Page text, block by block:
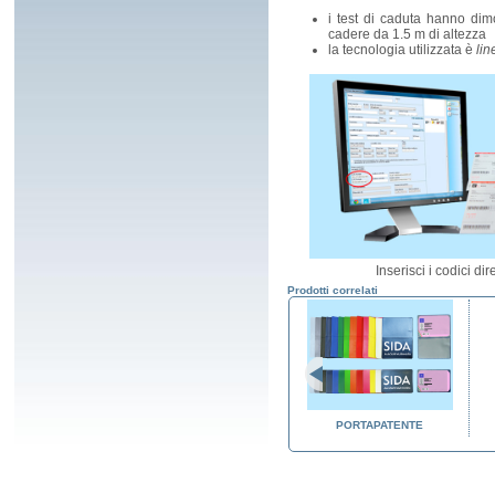
i test di caduta hanno
cadere da 1.5 m di altezza
la tecnologia utilizzata è
Inserisci i codici
Prodotti correlati
PORTAPATENTE